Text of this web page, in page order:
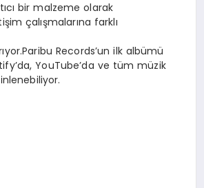
bir malzeme olarak
çalışmalarına farklı
Records’un ilk albümü
YouTube’da ve tüm müzik